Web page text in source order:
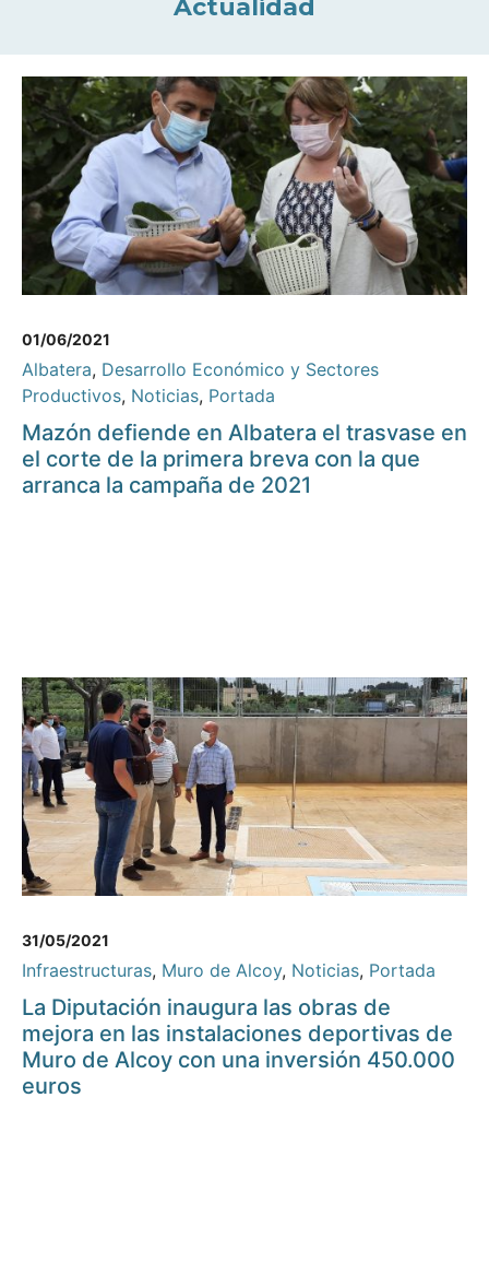
Actualidad
01/06/2021
Albatera, Desarrollo Económico y Sectores
Productivos, Noticias, Portada
Mazón defiende en Albatera el trasvase en
el corte de la primera breva con la que
arranca la campaña de 2021
31/05/2021
Infraestructuras, Muro de Alcoy, Noticias, Portada
La Diputación inaugura las obras de
mejora en las instalaciones deportivas de
Muro de Alcoy con una inversión 450.000
euros